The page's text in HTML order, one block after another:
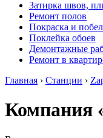
Затирка швов,
Ремонт полов
Покраска и
Поклейка обоев
Демонтажные
Ремонт в
Главная › Станции ›
Компания